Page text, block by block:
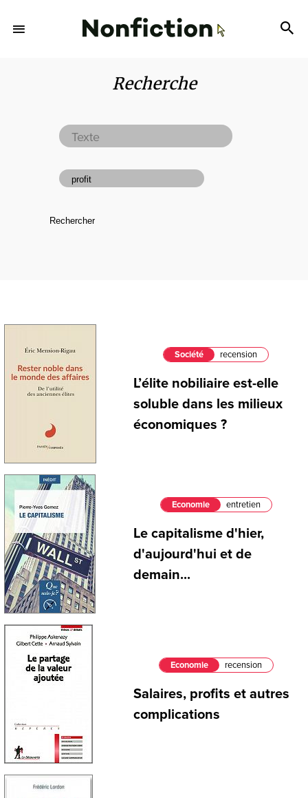
Recherche
Société recension
L’élite nobiliaire est-elle
soluble dans les milieux
économiques ?
Economie entretien
Le capitalisme d'hier,
d'aujourd'hui et de
demain...
Economie recension
Salaires, profits et autres
complications